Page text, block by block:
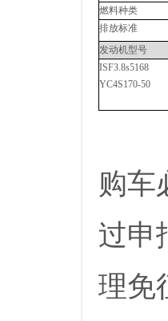
燃料种类
排放标准
发动机型号
ISF3.8s5168
YC4S170-50
购车
过申
理免